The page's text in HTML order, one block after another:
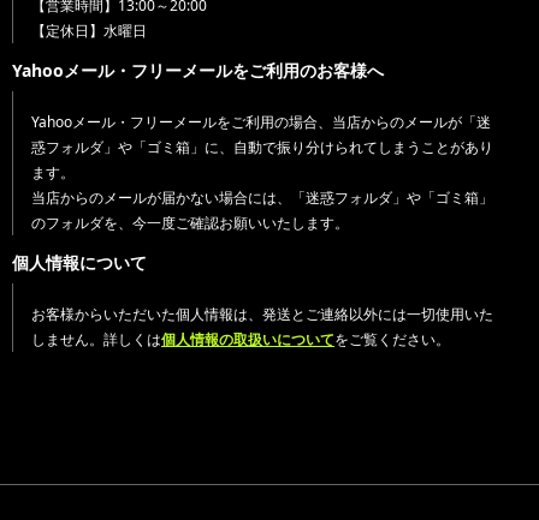
【営業時間】13:00～20:00
【定休日】水曜日
Yahooメール・フリーメールをご利用のお客様へ
Yahooメール・フリーメールをご利用の場合、当店からのメールが「迷
惑フォルダ」や「ゴミ箱」に、自動で振り分けられてしまうことがあり
ます。
当店からのメールが届かない場合には、「迷惑フォルダ」や「ゴミ箱」
のフォルダを、今一度ご確認お願いいたします。
個人情報について
お客様からいただいた個人情報は、発送とご連絡以外には一切使用いた
しません。詳しくは個人情報の取扱いについてをご覧ください。